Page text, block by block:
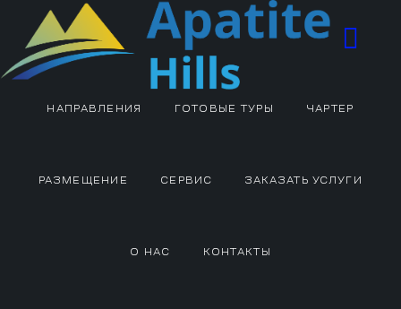
НАПРАВЛЕНИЯ ГОТОВЫЕ ТУРЫ ЧАРТЕР
РАЗМЕЩЕНИЕ СЕРВИС ЗАКАЗАТЬ УСЛУГИ
О НАС КОНТАКТЫ